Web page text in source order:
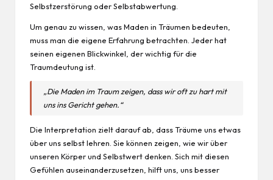
Selbstzerstörung oder Selbstabwertung.
Um genau zu wissen , was Maden in Träumen bedeuten,
muss man die eigene Erfahrung betrachten. Jeder hat
seinen eigenen Blickwinkel, der wichtig für die
Traumdeutung ist.
„Die Maden im Traum zeigen, dass wir oft zu hart mit
uns ins Gericht gehen.“
Die Interpretation zielt darauf ab, dass Träume uns etwas
über uns selbst lehren. Sie können zeigen, wie wir über
unseren Körper und Selbstwert denken. Sich mit diesen
Gefühlen auseinanderzusetzen, hilft uns, uns besser